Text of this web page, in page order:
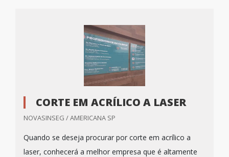
CORTE EM ACRÍLICO A LASER
NOVASINSEG / AMERICANA SP
Quando se deseja procurar por corte em acrílico a
laser, conhecerá a melhor empresa que é altamente